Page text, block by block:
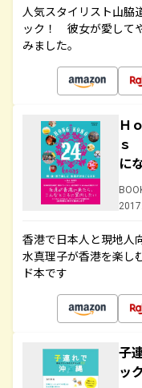
人気スタイリスト山脇
ック！ 彼女が愛して
みました。
Ｈ
ｓ
に
香港で日本人と現地人
水真理子が香港を楽し
ド本です
子
ッ